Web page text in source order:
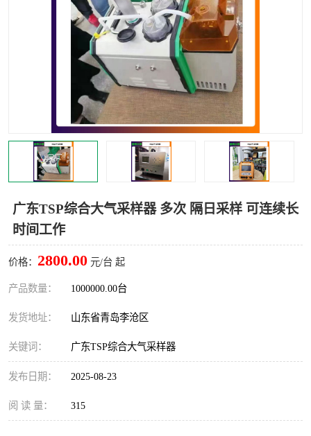
广东TSP综合大气采样器 多次 隔日采样 可连续长
时间工作
价格： 2800.00 元/台 起
产品数量： 1000000.00台
发货地址： 山东省青岛李沧区
关键词： 广东TSP综合大气采样器
发布日期： 2025-08-23
阅 读 量： 315
便携式水质采样器 LB-7035油气回收
便携式超声波明渠流量计 大气环境采样器
LB-4200高锰酸盐指数仪 LB-62便携式烟气分析仪
烟尘烟气设备 大气采样器
粉尘设备
新宇宙仪器
烟尘净化器